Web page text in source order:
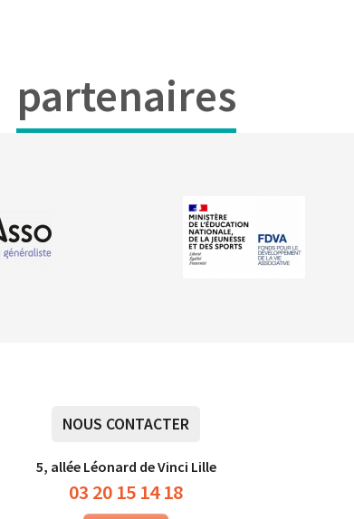
partenaires
NOUS CONTACTER
5, allée Léonard de Vinci Lille
03 20 15 14 18